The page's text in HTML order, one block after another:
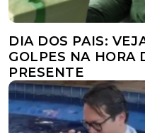
DIA DOS PAIS:
GOLPES NA HORA
PRESENTE